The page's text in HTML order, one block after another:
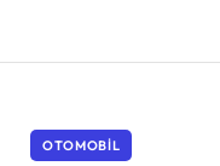
OTOMOBIL